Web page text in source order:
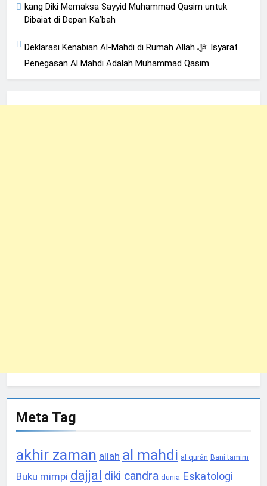
kang Diki Memaksa Sayyid Muhammad Qasim untuk
Dibaiat di Depan Ka’bah
Deklarasi Kenabian Al-Mahdi di Rumah Allah ﷻ: Isyarat
Penegasan Al Mahdi Adalah Muhammad Qasim
Meta Tag
akhir zaman allah al mahdi al qurán Bani tamim
Buku mimpi dajjal diki candra dunia Eskatologi